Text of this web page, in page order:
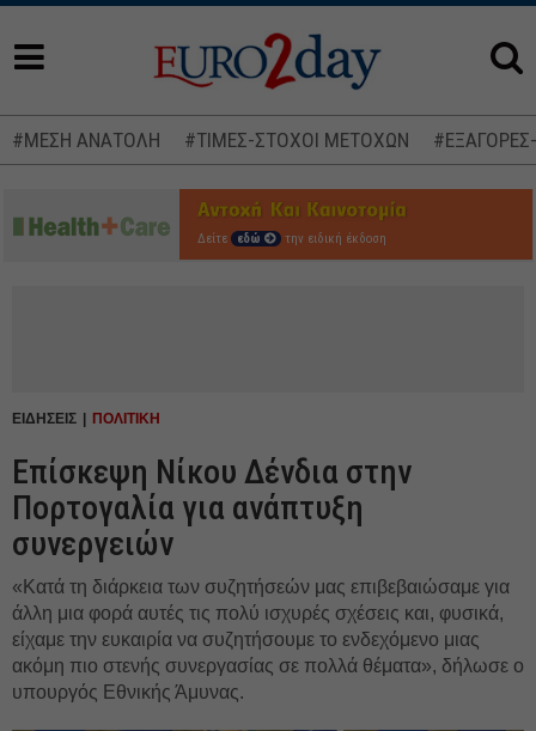
#ΜΕΣΗ ΑΝΑΤΟΛΗ #ΤΙΜΕΣ-ΣΤΟΧΟΙ ΜΕΤΟΧΩΝ
Δείτε εδώ την ειδική έκδοση
ΕΙΔΗΣΕΙΣ ΠΟΛΙΤΙΚΗ
Επίσκεψη Νίκου Δένδια στην
Πορτογαλία για ανάπτυξη
συνεργειών
«Κατά τη διάρκεια των συζητήσεών μας επιβεβαιώσαμε για
άλλη μια φορά αυτές τις πολύ ισχυρές σχέσεις και, φυσικά,
είχαμε την ευκαιρία να συζητήσουμε το ενδεχόμενο μιας
ακόμη πιο στενής συνεργασίας σε πολλά θέματα», δήλωσε ο
υπουργός Εθνικής Άμυνας.